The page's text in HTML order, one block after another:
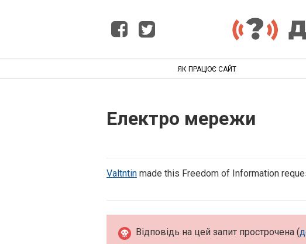
ЯК ПРАЦЮЄ САЙТ
Електро мережи
Valtntin made this Freedom of Information
Відповідь на цей запит прострочена (